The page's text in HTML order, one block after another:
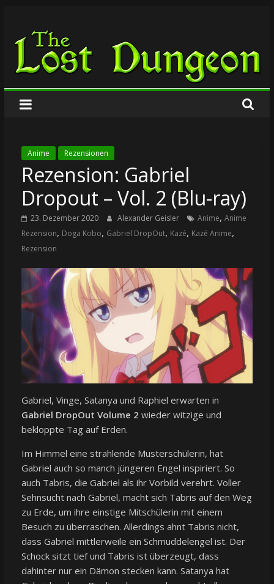
springen
The
Lost
Dungeon
Anime Rezensionen
Rezension: Gabriel
Dropout – Vol. 2 (Blu-ray)
23. Dezember 2020 Alexander Geisler Anime, Anime
Rezension, Doga Kobo, Gabriel DropOut, Kazé, Kazé Anime,
Rezension
Gabriel, Vinge, Satanya und Raphiel erwarten in
Gabriel DropOut Volume 2 wieder witzige und
bekloppte Tag auf Erden.
Im Himmel eine strahlende Musterschülerin, hat
Gabriel auch so manch jüngeren Engel inspiriert. So
auch Tabris, die Gabriel als ihr Vorbild verehrt. Voller
Sehnsucht nach Gabriel, macht sich Tabris auf den Weg
zu Erde, um ihre einstige Mitschülerin mit einem
Besuch zu überraschen. Allerdings ahnt Tabris nicht,
dass Gabriel mittlerweile ein Schmuddelengel ist. Der
Schock sitzt tief und Tabris ist überzeugt, dass
dahinter nur ein Dämon stecken kann. Satanya hat